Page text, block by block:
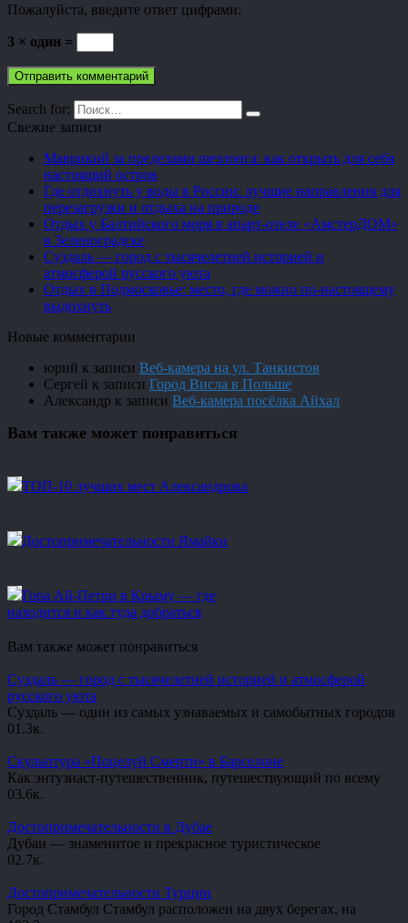
Пожалуйста, введите ответ цифрами:
3 × один =
Search for:
Свежие записи
Маврикий за пределами шезлонга: как открыть для себя
настоящий остров
Где отдохнуть у воды в России: лучшие направления для
перезагрузки и отдыха на природе
Отдых у Балтийского моря в апарт-отеле «АмстерДОМ»
в Зеленоградске
Суздаль — город с тысячелетней историей и
атмосферой русского уюта
Отдых в Подмосковье: место, где можно по-настоящему
выдохнуть
Новые комментарии
юрий к записи Веб-камера на ул. Танкистов
Сергей к записи Город Висла в Польше
Александр к записи Веб-камера посёлка Айхал
Вам также может понравиться
ТОП-10 лучших мест Александрова
Достопримечательности Ямайки
Гора Ай-Петри в Крыму — где
находится и как туда добраться
Вам также может понравиться
Суздаль — город с тысячелетней историей и атмосферой
русского уюта
Суздаль — один из самых узнаваемых и самобытных городов
01.3к.
Скульптура «Поцелуй Смерти» в Барселоне
Как энтузиаст-путешественник, путешествующий по всему
03.6к.
Достопримечательности в Дубае
Дубаи — знаменитое и прекрасное туристическое
02.7к.
Достопримечательности Турции
Город Стамбул Стамбул расположен на двух берегах, на